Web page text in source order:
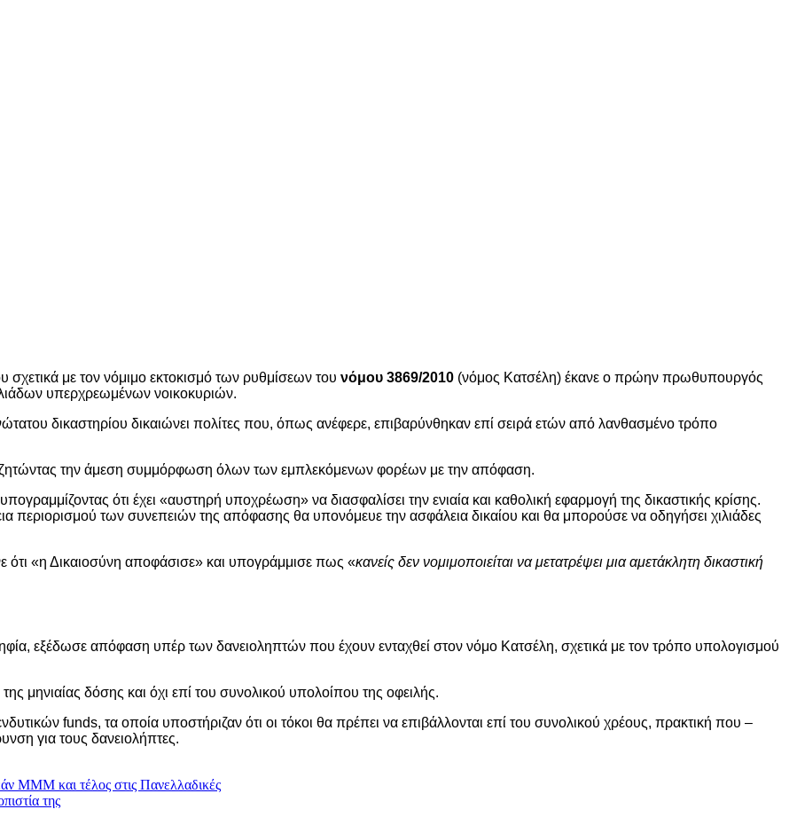
με τον νόμιμο εκτοκισμό των ρυθμίσεων του νόμου 3869/2010 (νόμος Κατσέλη) έκανε ο πρώην πρωθυπουργός
υπερχρεωμένων νοικοκυριών.
δικαστηρίου δικαιώνει πολίτες που, όπως ανέφερε, επιβαρύνθηκαν επί σειρά ετών από λανθασμένο τρόπο
την άμεση συμμόρφωση όλων των εμπλεκόμενων φορέων με την απόφαση.
ότι έχει «αυστηρή υποχρέωση» να διασφαλίσει την ενιαία και καθολική εφαρμογή της δικαστικής κρίσης.
των συνεπειών της απόφασης θα υπονόμευε την ασφάλεια δικαίου και θα μπορούσε να οδηγήσει χιλιάδες
«η Δικαιοσύνη αποφάσισε» και υπογράμμισε πως «κανείς δεν νομιμοποιείται να μετατρέψει μια αμετάκλητη δικαστική
εξέδωσε απόφαση υπέρ των δανειοληπτών που έχουν ενταχθεί στον νόμο Κατσέλη, σχετικά με τον τρόπο υπολογισμού
μηνιαίας δόσης και όχι επί του συνολικού υπολοίπου της οφειλής.
funds, τα οποία υποστήριζαν ότι οι τόκοι θα πρέπει να επιβάλλονται επί του συνολικού χρέους, πρακτική που –
για τους δανειολήπτες.
ΜΜΜ και τέλος στις Πανελλαδικές
της